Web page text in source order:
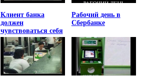
Клиент банка
должен
чувствоваться себя
униженным
Рабочий день в
Сбербанке